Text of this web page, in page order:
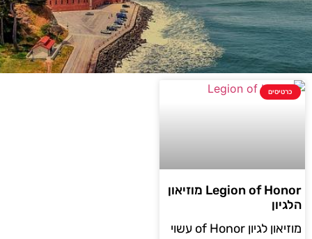
כרטיסים
Legion of Honor מוזיאון
הלגיון
מוזיאון לגיון of Honor עשוי